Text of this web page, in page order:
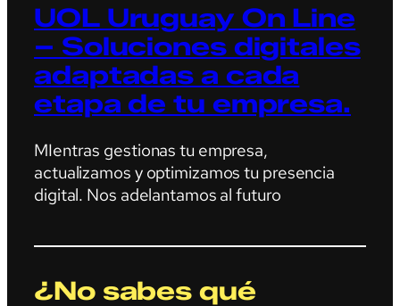
UOL Uruguay On Line
– Soluciones digitales
adaptadas a cada
etapa de tu empresa.
MIentras gestionas tu empresa,
actualizamos y optimizamos tu presencia
digital. Nos adelantamos al futuro
¿No sabes qué